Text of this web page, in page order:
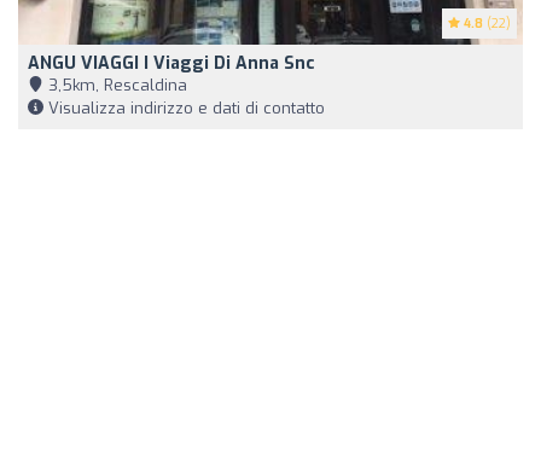
4.8 (22)
ANGU VIAGGI I Viaggi Di Anna Snc
3,5km, Rescaldina
Visualizza indirizzo e dati di contatto